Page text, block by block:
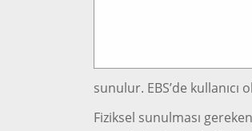
sunulur. EBS’de
Fiziksel sunulması